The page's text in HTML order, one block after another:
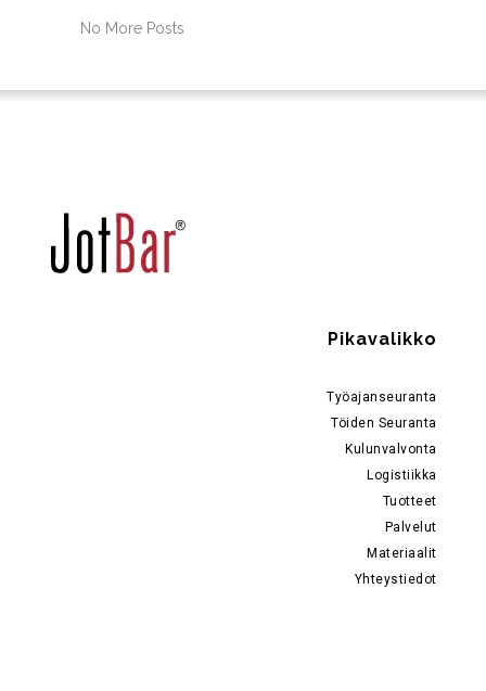
No More Posts
Pikavalikko
Työajanseuranta
Töiden Seuranta
Kulunvalvonta
Logistiikka
Tuotteet
Palvelut
Materiaalit
Yhteystiedot